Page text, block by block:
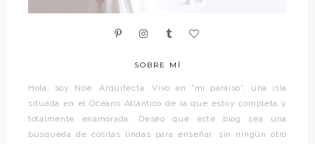
SOBRE MÍ
Hola, soy Noe. Arquitecta. Vivo en “mi paraíso”, una isla
situada en el Océano Atlántico de la que estoy completa y
totalmente enamorada. Deseo que este blog sea una
búsqueda de cositas lindas para enseñar, sin ningún otro